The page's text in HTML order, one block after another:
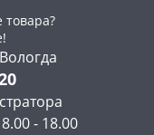
- 18.00